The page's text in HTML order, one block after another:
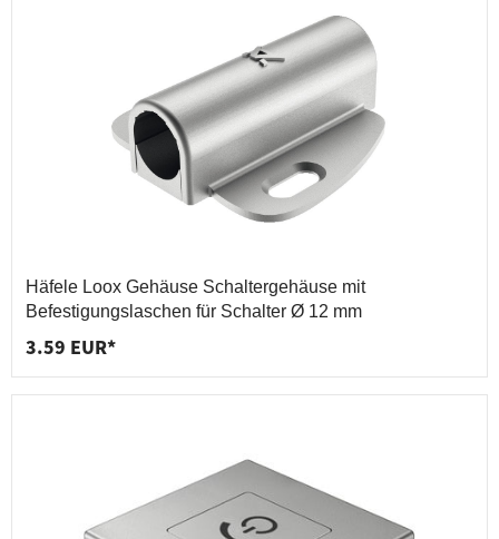
Häfele Loox Gehäuse Schaltergehäuse mit
Befestigungslaschen für Schalter Ø 12 mm
3.59 EUR*